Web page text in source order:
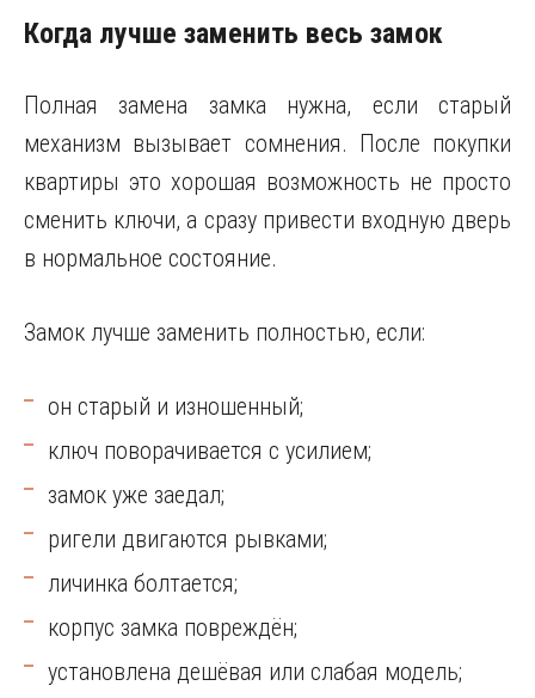
Когда лучше заменить весь замок
Полная замена замка нужна, если старый
механизм вызывает сомнения. После покупки
квартиры это хорошая возможность не просто
сменить ключи, а сразу привести входную дверь
в нормальное состояние.
Замок лучше заменить полностью, если:
он старый и изношенный;
ключ поворачивается с усилием;
замок уже заедал;
ригели двигаются рывками;
личинка болтается;
корпус замка повреждён;
установлена дешёвая или слабая модель;